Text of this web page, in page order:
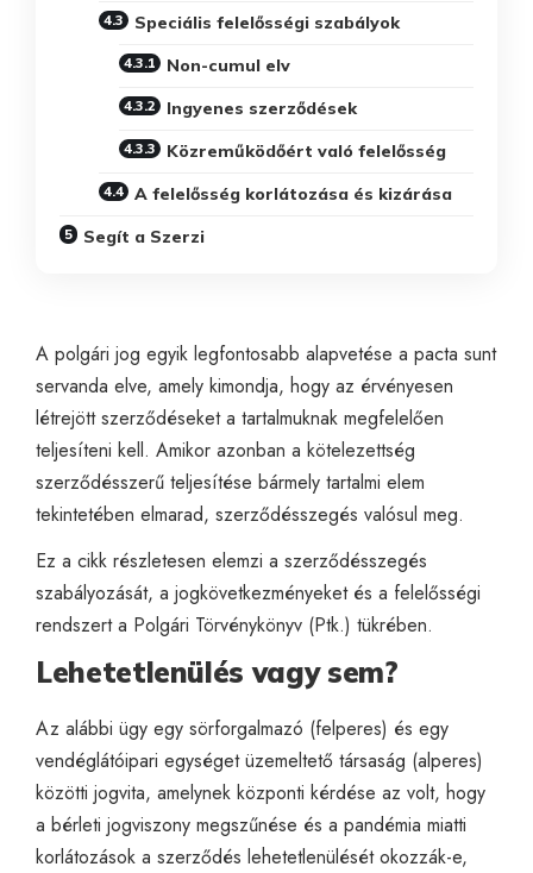
Speciális felelősségi szabályok
Non-cumul elv
Ingyenes szerződések
Közreműködőért való felelősség
A felelősség korlátozása és kizárása
Segít a Szerzi
A polgári jog egyik legfontosabb alapvetése a pacta sunt
servanda elve, amely kimondja, hogy az érvényesen
létrejött szerződéseket a tartalmuknak megfelelően
teljesíteni kell. Amikor azonban a kötelezettség
szerződésszerű teljesítése bármely tartalmi elem
tekintetében elmarad, szerződésszegés valósul meg.
Ez a cikk részletesen elemzi a szerződésszegés
szabályozását, a jogkövetkezményeket és a felelősségi
rendszert a Polgári Törvénykönyv (Ptk.) tükrében.
Lehetetlenülés vagy sem?
Az alábbi ügy egy sörforgalmazó (felperes) és egy
vendéglátóipari egységet üzemeltető társaság (alperes)
közötti jogvita, amelynek központi kérdése az volt, hogy
a bérleti jogviszony megszűnése és a pandémia miatti
korlátozások a szerződés lehetetlenülését okozzák-e,